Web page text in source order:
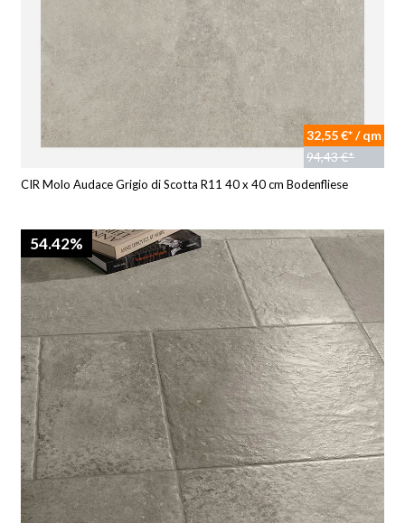
32,55 €* / qm
94,43 €*
CIR Molo Audace Grigio di Scotta R11 40 x 40 cm Bodenfliese
54.42%